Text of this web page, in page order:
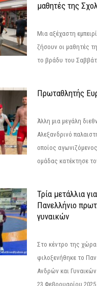
μαθητές της
Μια αξέχαστη
ζήσουν οι μαθητές
το βράδυ του
Πρωταθλητής
Άλλη μια μεγάλη
Αλεξανδρινό
οποίος
ομάδας κατέκτησε
Τρία μετάλλια
Πανελλήνιο
γυναικών
Στο κέντρο της
φιλοξενήθηκε το
Ανδρών και
23 Φεβρουαρίου